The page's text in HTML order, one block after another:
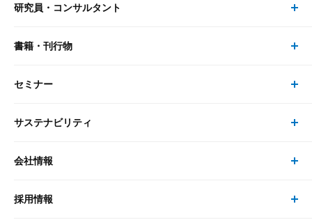
リサーチ
大和総研の強み
レポート・コラム トップ
最新のレポート・コラム
研究員・コンサルタント
研究員・コンサルタント トップ
研究員
書籍・刊行物
書籍・刊行物 トップ
書籍
セミナー
セミナー トップ
現在受付中のセミナー・イベント
サステナビリティ
サステナビリティの取り組み
次世代社会への貢献
会社情報
会社情報 トップ
採用情報